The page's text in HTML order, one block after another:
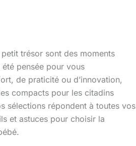
trésor sont des moments
pensée pour vous
de praticité ou d’innovation,
compacts pour les citadins
sélections répondent à toutes vos
et astuces pour choisir la